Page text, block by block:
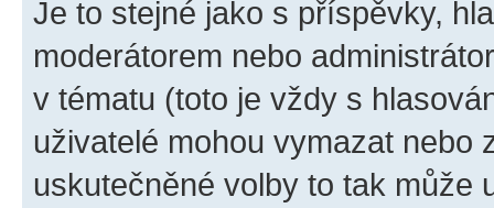
Je to stejné jako s příspěvky,
moderátorem nebo
v tématu (toto je vždy s
uživatelé mohou vymazat nebo
uskutečněné volby to tak může